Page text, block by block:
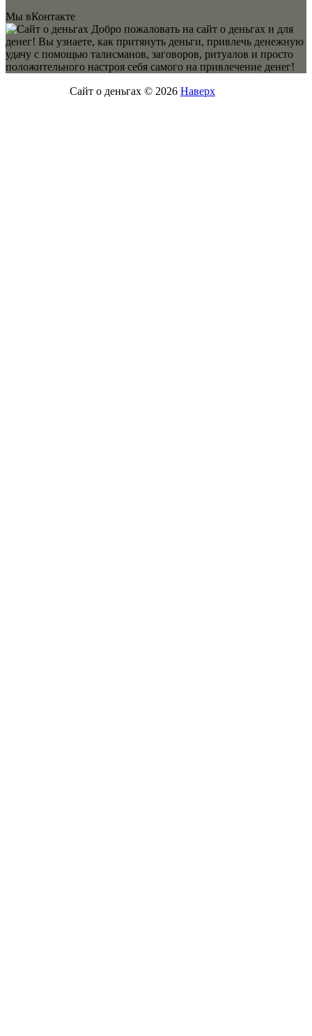
Мы вКонтакте
Добро пожаловать на сайт о деньгах и для
денег! Вы узнаете, как притянуть деньги, привлечь денежную
удачу с помощью талисманов, заговоров, ритуалов и просто
положительного настроя себя самого на привлечение денег!
Сайт о деньгах © 2026 Наверх